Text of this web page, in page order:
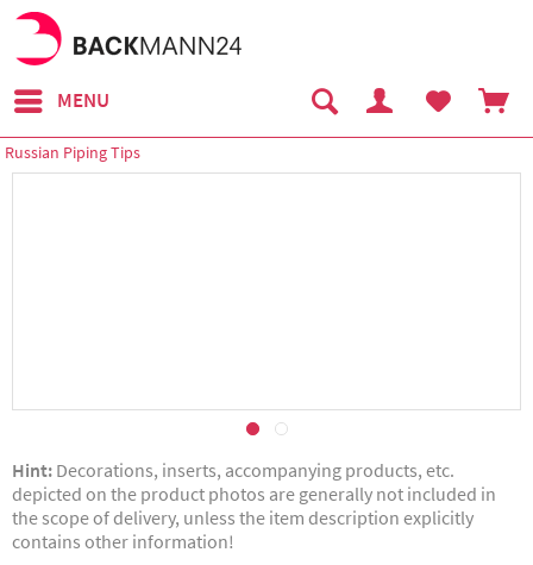
MENU
Russian Piping Tips
Hint: Decorations, inserts, accompanying products, etc.
depicted on the product photos are generally not included in
the scope of delivery, unless the item description explicitly
contains other information!